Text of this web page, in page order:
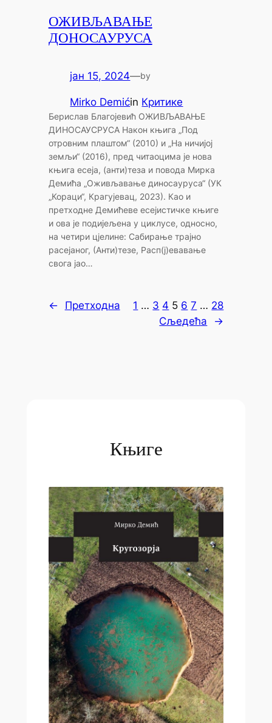
ОЖИВЉАВАЊЕ
ДОНОСАУРУСА
јан 15, 2024—by
Mirko Demićin Критике
Берислав Благојевић ОЖИВЉАВАЊЕ
ДИНОСАУСРУСА Након књига „Под
отровним плаштом“ (2010) и „На ничијој
земљи“ (2016), пред читаоцима је нова
књига есеја, (анти)теза и повода Мирка
Демића „Оживљавање диносауруса“ (УК
„Кораци“, Крагујевац, 2023). Као и
претходне Демићеве есејистичке књиге
и ова је подијељена у циклусе, односно,
на четири цјелине: Сабирање трајно
расејаног, (Анти)тезе, Расп(ј)евавање
свога јао…
← Претходна 1 … 3 4 5 6 7 … 28
Сљедећа
→
Књиге